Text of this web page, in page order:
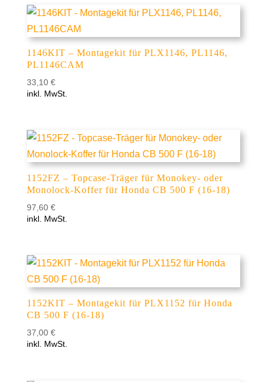
1146KIT – Montagekit für PLX1146, PL1146,
PL1146CAM
33,10 €
inkl. MwSt.
1152FZ – Topcase-Träger für Monokey- oder
Monolock-Koffer für Honda CB 500 F (16-18)
97,60 €
inkl. MwSt.
1152KIT – Montagekit für PLX1152 für Honda
CB 500 F (16-18)
37,00 €
inkl. MwSt.